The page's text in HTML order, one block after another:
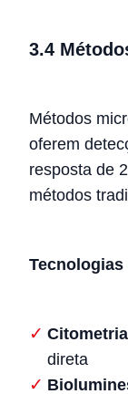
3.4
Métodos
oferem
resposta de
métodos
direta